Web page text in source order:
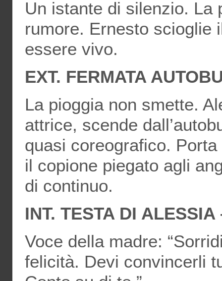
Un istante di silenzio. La
rumore. Ernesto scioglie
essere vivo.
EXT. FERMATA
La pioggia non smette.
attrice, scende
quasi coreografico.
il copione piegato agli
di continuo.
INT. TESTA DI
Voce della madre:
felicità. Devi convincerli